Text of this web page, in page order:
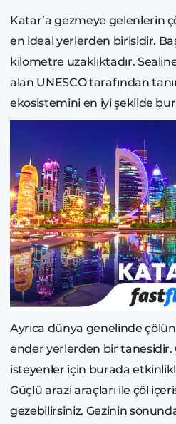
Katar’a gezmeye gelenlerin
en ideal yerlerden birisidir.
kilometre uzaklıktadır.
alan UNESCO tarafından
ekosistemini en iyi şekilde
Ayrıca dünya genelinde
ender yerlerden bir tanesidir.
isteyenler için burada
Güçlü arazi araçları ile çöl
gezebilirsiniz. Gezinin